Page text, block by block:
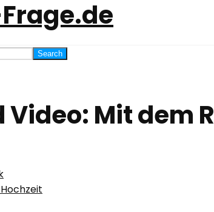
Search
Video: Mit dem